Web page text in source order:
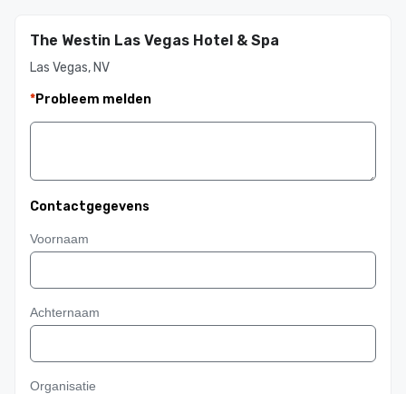
The Westin Las Vegas Hotel & Spa
Las Vegas, NV
*Probleem melden
Contactgegevens
Voornaam
Achternaam
Organisatie